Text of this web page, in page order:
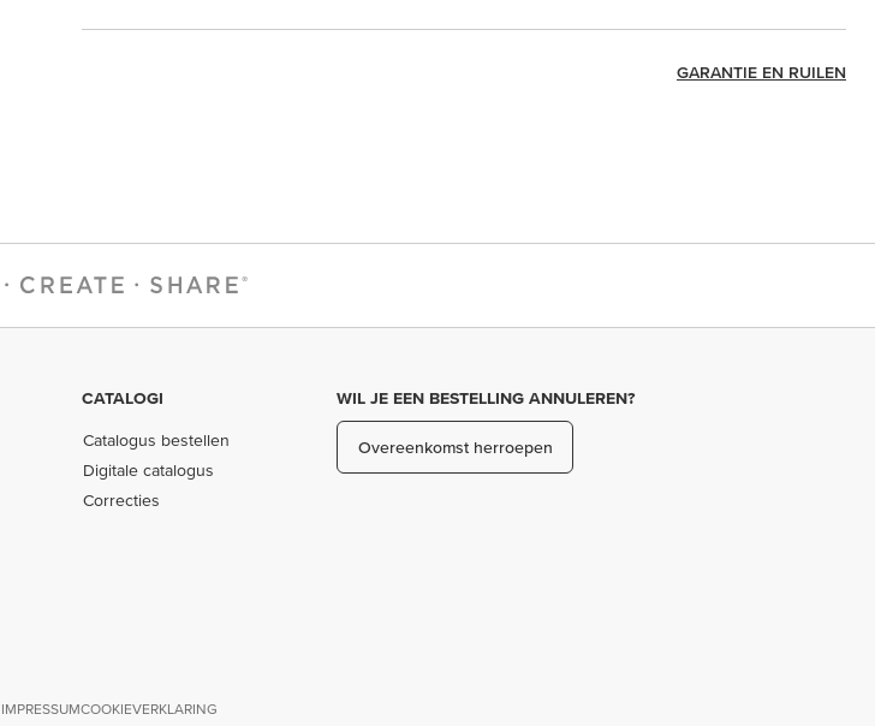
GARANTIE EN RUILEN
CATALOGI
Catalogus bestellen
Digitale catalogus
Correcties
WIL JE EEN BESTELLING ANNULEREN?
Overeenkomst herroepen
IMPRESSUMCOOKIEVERKLARING